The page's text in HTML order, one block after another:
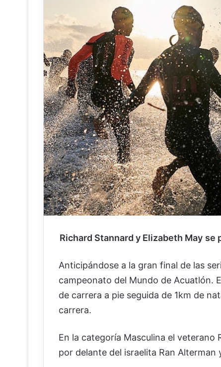
Richard Stannard y Elizabeth May se
Anticipándose a la gran final de las
campeonato del Mundo de Acuatlón.
de carrera a pie seguida de 1km de
carrera.
En la categoría Masculina el
por delante del israelita Ran Alterman